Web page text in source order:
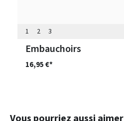
1 2 3
Embauchoirs
16,95 €*
Ignorer la galerie de produits